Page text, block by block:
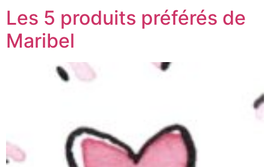
Les 5 produits préférés de
Maribel